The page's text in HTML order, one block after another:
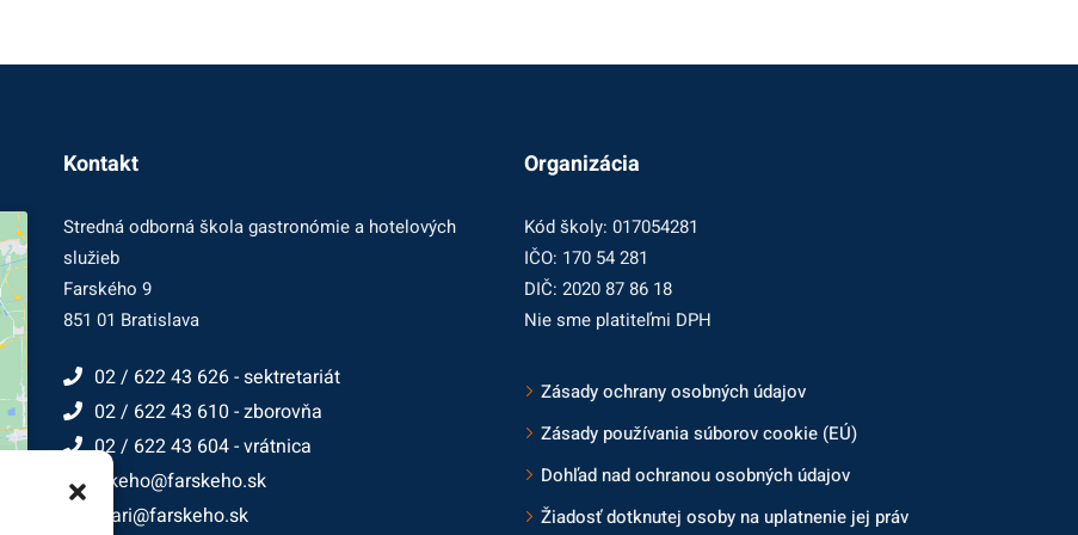
Kontakt
Stredná odborná škola gastronómie a hotelových
služieb
Farského 9
851 01 Bratislava
02 / 622 43 626 - sektretariát
02 / 622 43 610 - zborovňa
02 / 622 43 604 - vrátnica
farskeho@farskeho.sk
cukrari@farskeho.sk
Organizácia
Kód školy: 017054281
IČO: 170 54 281
DIČ: 2020 87 86 18
Nie sme platiteľmi DPH
Zásady ochrany osobných údajov
Zásady používania súborov cookie (EÚ)
Dohľad nad ochranou osobných údajov
Žiadosť dotknutej osoby na uplatnenie jej práv